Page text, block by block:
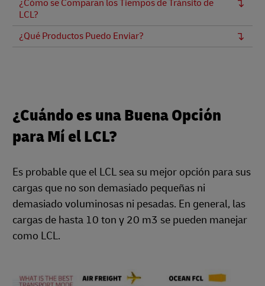
¿Cómo se Comparan los Tiempos de Tránsito de
LCL?
¿Qué Productos Puedo Enviar?
¿Cuándo es una Buena Opción
para Mí el LCL?
Es probable que el LCL sea su mejor opción para sus
cargas que no son demasiado pequeñas ni
demasiado voluminosas ni pesadas. En general, las
cargas de hasta 10 ton y 20 m3 se pueden manejar
como LCL.